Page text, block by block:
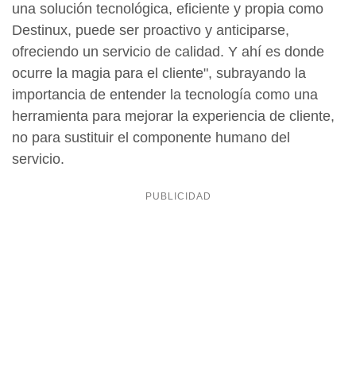
una solución tecnológica, eficiente y propia como
Destinux, puede ser proactivo y anticiparse,
ofreciendo un servicio de calidad. Y ahí es donde
ocurre la magia para el cliente", subrayando la
importancia de entender la tecnología como una
herramienta para mejorar la experiencia de cliente,
no para sustituir el componente humano del
servicio.